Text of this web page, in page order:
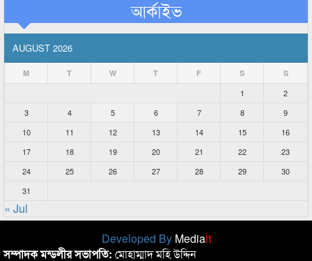
আর্কাইভ
AUGUST 2026
M T W T F S S
1
2
3
4 5 6 7 8
9
10
11 12 13 14 15
16
17
18 19 20 21 22
23
24
25 26 27 28 29
30
31
« Jul
Developed By Mediait
সম্পাদক মন্ডলীর সভাপতি: মোহাম্মাদ মহি উদ্দিন